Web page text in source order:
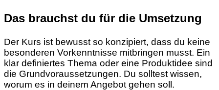
Das brauchst du für die Umsetzung
Der Kurs ist bewusst so konzipiert, dass du keine
besonderen Vorkenntnisse mitbringen musst. Ein
klar definiertes Thema oder eine Produktidee sind
die Grundvoraussetzungen. Du solltest wissen,
worum es in deinem Angebot gehen soll.